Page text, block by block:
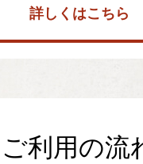
詳しくはこちら
ご利用の流